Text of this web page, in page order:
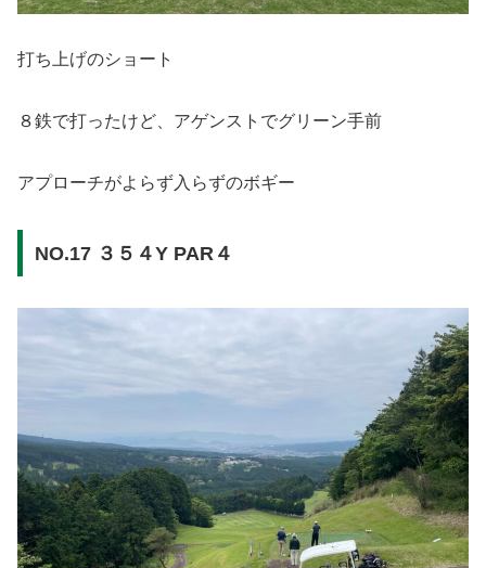
打ち上げのショート
８鉄で打ったけど、アゲンストでグリーン手前
アプローチがよらず入らずのボギー
NO.17 ３５４Y PAR４